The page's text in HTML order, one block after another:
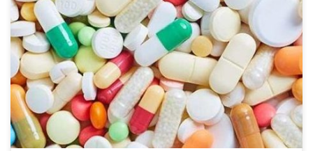
Większość stanów w USA oraz państw na świecie,
które dopuściły medyczną marihuanę posiada
ograniczoną listę warunków, przy których można
legalnie stosować lek. Natomiast w Kalifornii
marihuanę zaleca się w odniesieniu do „jakiejkolwiek
choroby, w której marihuana zapewnia ulgę”.
Wszystkie leki […]